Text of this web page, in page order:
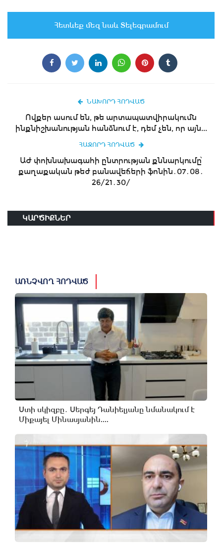
Հետևեք մեզ նաև Տելեգրամում
ՆԱԽՈՐԴ ՀՈԴՎԱԾ
Ովքեր ասում են, թե արտապատվիրակումն
ինքնիշխանության հանձնում է, դեմ չեն, որ այն...
ՀԱՋՈՐԴ ՀՈԴՎԱԾ
ԱԺ փոխնախագահի ընտրության քննարկումը՝
քաղաքական թեժ բանավեճերի ֆոնին․07․08․
26/21․30/
ԿԱՐԾԻՔՆԵՐ
ԱՌՆՉՎՈՂ ՀՈԴՎԱԾ
Ստի սկիզբը․ Սերգեյ Դանիելյանը նմանակում է
Միքայել Մինասյանին....